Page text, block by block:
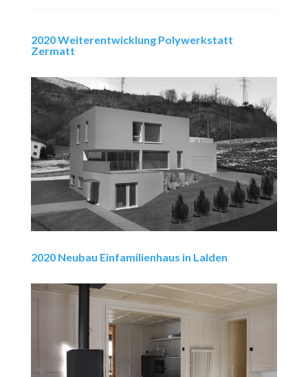
2020 Weiterentwicklung Polywerkstatt
Zermatt
2020 Neubau Einfamilienhaus in Lalden